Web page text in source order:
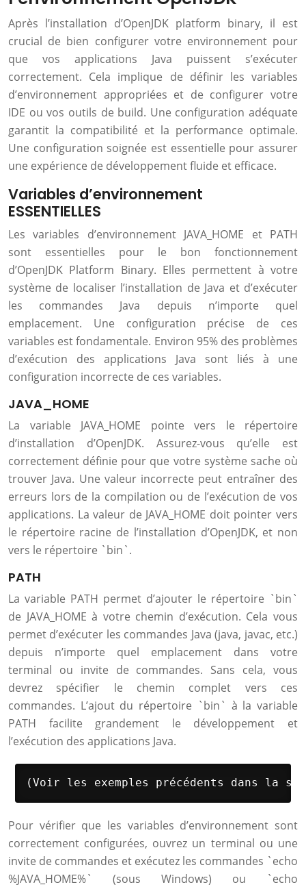
Après l’installation d’OpenJDK platform binary, il est
crucial de bien configurer votre environnement pour
que vos applications Java puissent s’exécuter
correctement. Cela implique de définir les variables
d’environnement appropriées et de configurer votre
IDE ou vos outils de build. Une configuration adéquate
garantit la compatibilité et la performance optimale.
Une configuration soignée est essentielle pour assurer
une expérience de développement fluide et efficace.
Variables d’environnement
ESSENTIELLES
Les variables d’environnement JAVA_HOME et PATH
sont essentielles pour le bon fonctionnement
d’OpenJDK Platform Binary. Elles permettent à votre
système de localiser l’installation de Java et d’exécuter
les commandes Java depuis n’importe quel
emplacement. Une configuration précise de ces
variables est fondamentale. Environ 95% des problèmes
d’exécution des applications Java sont liés à une
configuration incorrecte de ces variables.
JAVA_HOME
La variable JAVA_HOME pointe vers le répertoire
d’installation d’OpenJDK. Assurez-vous qu’elle est
correctement définie pour que votre système sache où
trouver Java. Une valeur incorrecte peut entraîner des
erreurs lors de la compilation ou de l’exécution de vos
applications. La valeur de JAVA_HOME doit pointer vers
le répertoire racine de l’installation d’OpenJDK, et non
vers le répertoire `bin`.
PATH
La variable PATH permet d’ajouter le répertoire `bin`
de JAVA_HOME à votre chemin d’exécution. Cela vous
permet d’exécuter les commandes Java (java, javac, etc.)
depuis n’importe quel emplacement dans votre
terminal ou invite de commandes. Sans cela, vous
devrez spécifier le chemin complet vers ces
commandes. L’ajout du répertoire `bin` à la variable
PATH facilite grandement le développement et
l’exécution des applications Java.
(Voir les exemples précédents dans la
Pour vérifier que les variables d’environnement sont
correctement configurées, ouvrez un terminal ou une
invite de commandes et exécutez les commandes `echo
%JAVA_HOME%` (sous Windows) ou `echo